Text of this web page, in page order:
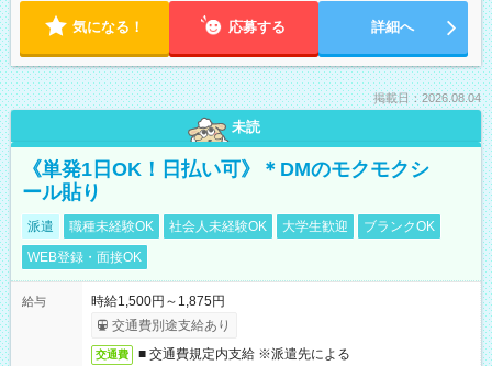
気になる！ 応募する 詳細へ
掲載日：2026.08.04
未読
《単発1日OK！日払い可》＊DMのモクモクシ
ール貼り
派遣 職種未経験OK 社会人未経験OK 大学生歓迎
ブランクOK
WEB登録・面接OK
給与
時給1,500円～1,875円
交通費別途支給あり
交通費 ■ 交通費規定内支給 ※派遣先による